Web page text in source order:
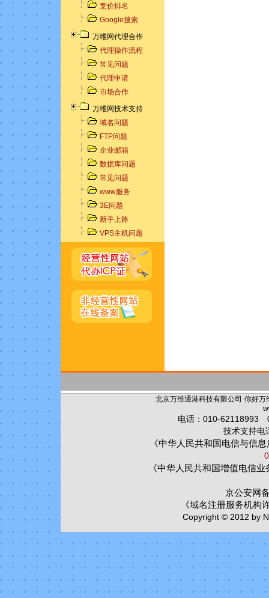
竞价排名
Google搜索
万维网代理合作
代理操作流程
常见问题
代理申请
市场合作
万维网技术支持
域名问题
FTP问题
企业邮箱
数据库问题
常见问题
www服务
3E问题
新手上路
VPS主机问题
北京万维通港科技有限公司 ·你好万
电话：010-62118993
技术支持电
《中华人民共和国电信与信
《中华人民共和国增值电信
京公安网
《域名注册服务机构
Copyright © 2012 by